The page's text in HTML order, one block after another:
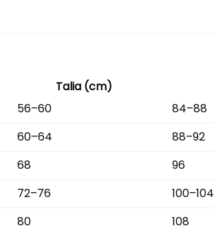
Talia (cm)
56–60
84–88
60–64
88–92
68
96
72–76
100–104
80
108